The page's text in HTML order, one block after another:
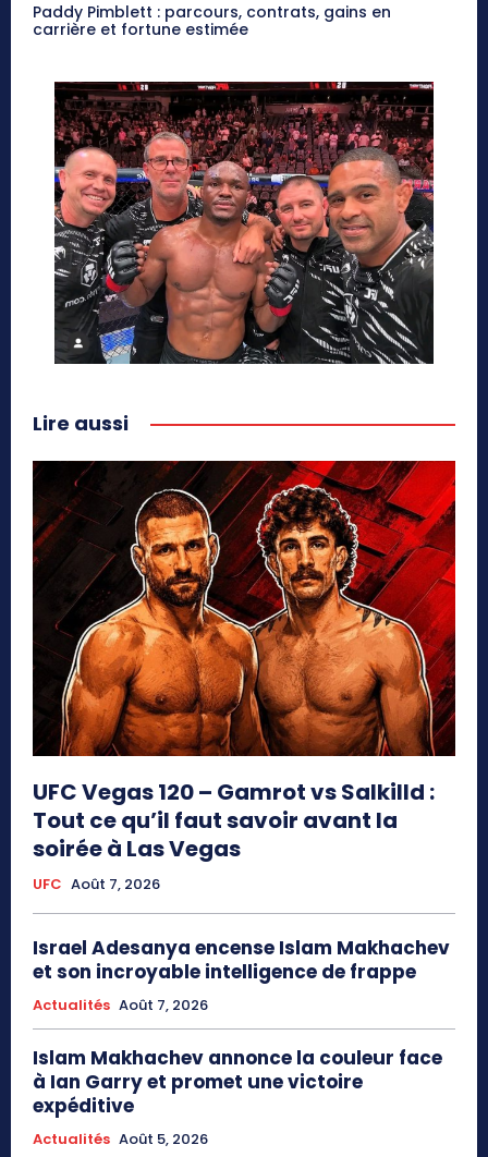
Paddy Pimblett : parcours, contrats, gains en
carrière et fortune estimée
Lire aussi
UFC Vegas 120 – Gamrot vs Salkilld :
Tout ce qu’il faut savoir avant la
soirée à Las Vegas
UFC Août 7, 2026
Israel Adesanya encense Islam Makhachev
et son incroyable intelligence de frappe
Actualités Août 7, 2026
Islam Makhachev annonce la couleur face
à Ian Garry et promet une victoire
expéditive
Actualités Août 5, 2026